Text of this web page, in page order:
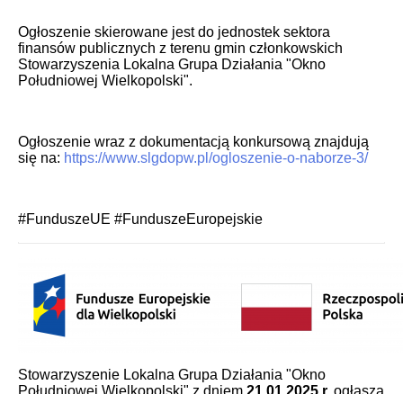
Ogłoszenie skierowane jest do jednostek sektora
finansów publicznych z terenu gmin członkowskich
Stowarzyszenia Lokalna Grupa Działania "Okno
Południowej Wielkopolski".
Ogłoszenie wraz z dokumentacją konkursową znajdują
się na: https://www.slgdopw.pl/ogloszenie-o-naborze-3/
#FunduszeUE #FunduszeEuropejskie
Stowarzyszenie Lokalna Grupa Działania "Okno
Południowej Wielkopolski" z dniem 21.01.2025 r. ogłasza